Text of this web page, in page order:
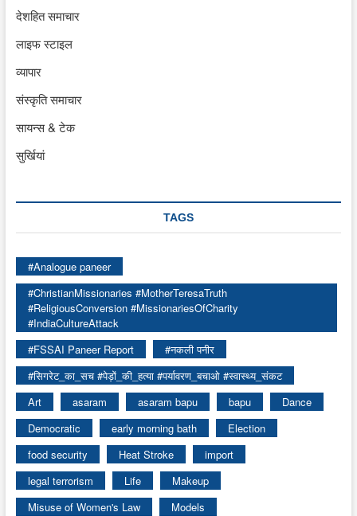
देशहित समाचार
लाइफ स्टाइल
व्यापार
संस्कृति समाचार
सायन्स & टेक
सुर्खियां
TAGS
#Analogue paneer
#ChristianMissionaries #MotherTeresaTruth
#ReligiousConversion #MissionariesOfCharity
#IndiaCultureAttack
#FSSAI Paneer Report
#नकली पनीर
#सिगरेट_का_सच #पेड़ों_की_हत्या #पर्यावरण_बचाओ #स्वास्थ्य_संकट
Art
asaram asaram bapu bapu
Dance
Democratic
early morning bath
Election
food security
Heat Stroke
import
legal terrorism
Life
Makeup
Misuse of Women's Law
Models